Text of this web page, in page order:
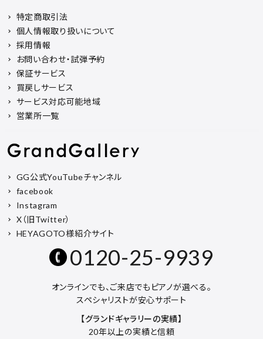
特定商取引法
個人情報取り扱いについて
採用情報
お問い合わせ・試弾予約
保証サービス
買戻しサービス
サービス対応可能地域
営業所一覧
GG公式YouTubeチャンネル
facebook
Instagram
X（旧Twitter）
HEYAGOTO様紹介サイト
0120-25-9939
オンラインでも、ご来店でもピアノが選べる。
スペシャリストが安心サポート
【グランドギャラリーの実績】
20年以上の実績と信頼